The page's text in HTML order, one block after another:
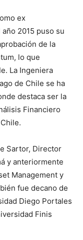
ex
2015 puso su
de la
lo que
La Ingeniera
de Chile se ha
destaca ser la
Financiero
Sartor, Director
y anteriormente
Management y
fue decano de
Diego Portales
Finis